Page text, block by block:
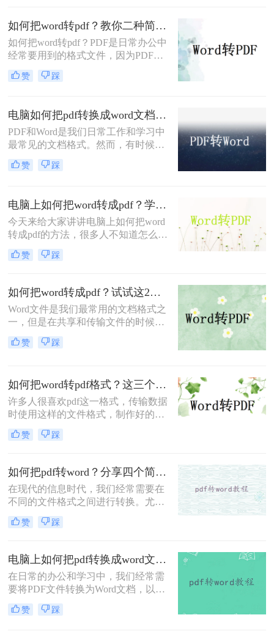
量也不好。今天，小编将与您分享两
个免费有用的pdf转word方法，转换效
率特别高哦~
如何把word转pdf？教你二种简单实用的转换方法!
如何把word转pdf？PDF是日常办公中
经常要用到的格式文件，因为PDF格
式文件有着众多优点，其中包括PDF
格式可以在多平台使用，PDF格式安
式，传输起来也比较方便，下面小编
将为你分享二种word转pdf的操作方
法，有此需求的小伙伴不妨过来看看!
赞 踩
电脑如何把pdf转换成word文档？试试这个方法吧！
PDF和Word是我们日常工作和学习中
最常见的文档格式。然而，有时候我
们可能会遇到需要将PDF转换成Word
的情况，这样可以方便我们编辑和修
提供一些实用的工具和技巧。
赞 踩
电脑上如何把word转成pdf？学会这三种方法，从此文件格式转换不求人
今天来给大家讲讲电脑上如何把word
转成pdf的方法，很多人不知道怎么转
换格式，工作之后经常遇到相同的问
题，如果不会，那就比较麻烦了，没
pdf，教你快速掌握转换方法。
赞 踩
如何把word转成pdf？试试这2个简单的方法，1秒轻松极速转换
Word文件是我们最常用的文档格式之
一，但是在共享和传输文件的时候，
有时候需要将其转换为PDF格式。是
因为PDF格式具有较高的稳定性。可
如何把word转成pdf呢？今天小编给大
家分享一些比较常用的方法，赶紧看
看吧！
赞 踩
如何把word转pdf格式？这三个方法值得推荐！
许多人很喜欢pdf这一格式，传输数据
时使用这样的文件格式，制作好的
word文档、excel表格、ppt演示文稿，
以及将文档转换成这一格式，正是喜
式，非常稳定，所以可以将所制作的
文件转换为pdf格式后再传送，不会影
响整个文件内容的排版，也不会出现
这样的情况。那么如何把word转pdf格
式呢？下面就来讲讲word转pdf文件的
方法。
赞 踩
如何把pdf转word？分享四个简单的方法!
在现代的信息时代，我们经常需要在
不同的文件格式之间进行转换。尤其
是在办公场所，我们常常碰到将PDF
文件转换为Word格式的需求。这可能
或修改，或者我们想要在Word文档中
粘贴PDF文件的内容。无论是什么原
因，将PDF文件转换为Word格式是一
项非常实用的技能。那么如何把PDF
转Word呢？在本文中，我们将分享一
些方法和技巧，帮助您完成这项任
赞 踩
电脑上如何把pdf转换成word文档？这二种实用方法分享给你！
在日常的办公和学习中，我们经常需
要将PDF文件转换为Word文档，以便
于编辑、修改或进一步处理。由于
PDF格式的稳定性和跨平台兼容性，
赞 踩